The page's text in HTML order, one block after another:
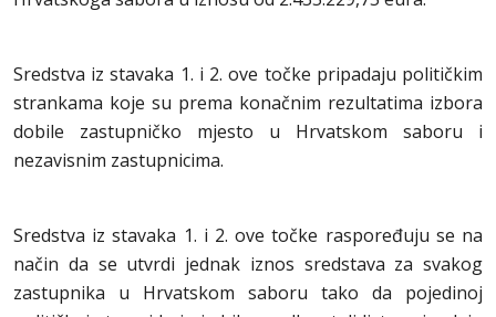
Sredstva iz stavaka 1. i 2. ove točke pripadaju političkim
strankama koje su prema konačnim rezultatima izbora
dobile zastupničko mjesto u Hrvatskom saboru i
nezavisnim zastupnicima.
Sredstva iz stavaka 1. i 2. ove točke raspoređuju se na
način da se utvrdi jednak iznos sredstava za svakog
zastupnika u Hrvatskom saboru tako da pojedinoj